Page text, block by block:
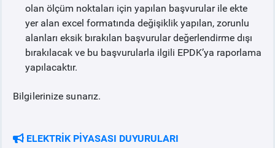
olan ölçüm noktaları için yapılan başvurular ile ekte
yer alan excel formatında değişiklik yapılan, zorunlu
alanları eksik bırakılan başvurular değerlendirme dışı
bırakılacak ve bu başvurularla ilgili EPDK’ya raporlama
yapılacaktır.
Bilgilerinize sunarız.
ELEKTRİK PİYASASI DUYURULARI